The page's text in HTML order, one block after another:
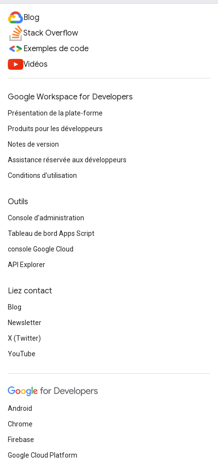
Blog
Stack Overflow
Exemples de code
Vidéos
Google Workspace for Developers
Présentation de la plate-forme
Produits pour les développeurs
Notes de version
Assistance réservée aux développeurs
Conditions d'utilisation
Outils
Console d'administration
Tableau de bord Apps Script
console Google Cloud
API Explorer
Liez contact
Blog
Newsletter
X (Twitter)
YouTube
Android
Chrome
Firebase
Google Cloud Platform